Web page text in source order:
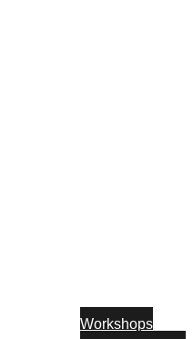
Workshops